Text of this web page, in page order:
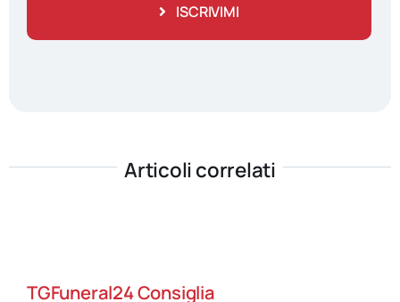
ISCRIVIMI
Articoli correlati
TGFuneral24 Consiglia